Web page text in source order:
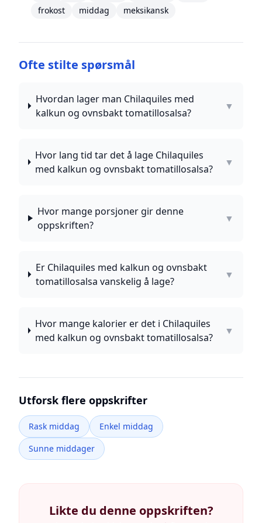
frokost
middag meksikansk
Ofte stilte spørsmål
Hvordan lager man Chilaquiles med
kalkun og ovnsbakt tomatillosalsa?
▼
Hvor lang tid tar det å lage Chilaquiles
med kalkun og ovnsbakt tomatillosalsa?
▼
Hvor mange porsjoner gir denne
oppskriften?
▼
Er Chilaquiles med kalkun og ovnsbakt
tomatillosalsa vanskelig å lage?
▼
Hvor mange kalorier er det i Chilaquiles
med kalkun og ovnsbakt tomatillosalsa?
▼
Utforsk flere oppskrifter
Rask middag
Enkel middag
Sunne middager
Likte du denne oppskriften?